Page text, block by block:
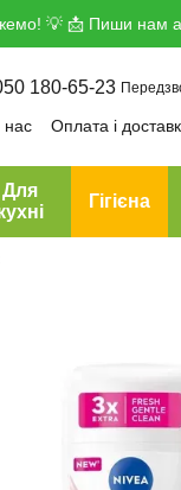
💡 📩 Пиши нам
180-65-23
нас Оплата і
Для
Гігієна